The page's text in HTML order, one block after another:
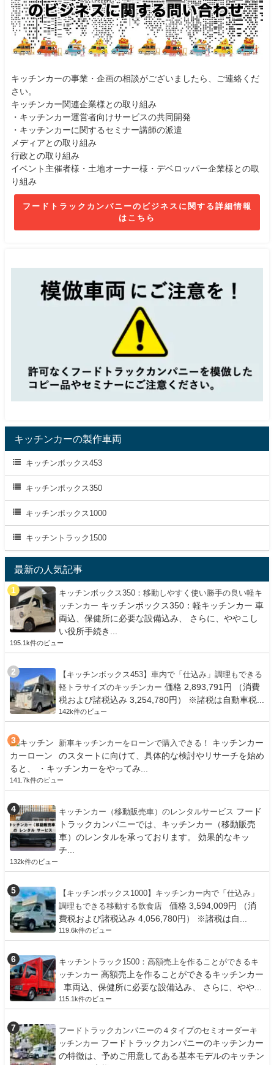
キッチンカーの事業・企画の相談がございましたら、ご連絡くだ
さい。
キッチンカー関連企業様との取り組み
・キッチンカー運営者向けサービスの共同開発
・キッチンカーに関するセミナー講師の派遣
メディアとの取り組み
行政との取り組み
イベント主催者様・土地オーナー様・デベロッパー企業様との取
り組み
フードトラックカンパニーのビジネスに関する詳細情報
はこちら
キッチンカーの製作車両
キッチンボックス453
キッチンボックス350
キッチンボックス1000
キッチントラック1500
最新の人気記事
キッチンボックス350：移動しやすく使い勝手の良い軽キ
ッチンカー キッチンボックス350：軽キッチンカー 車
両込、保健所に必要な設備込み、 さらに、ややこし
い役所手続き...
195.1k件のビュー
【キッチンボックス453】車内で「仕込み」調理もできる
軽トラサイズのキッチンカー 価格 2,893,791円 （消費
税および諸税込み 3,254,780円） ※諸税は自動車税...
142k件のビュー
新車キッチンカーをローンで購入できる！
キッチンカー
のスタートに向けて、具体的な検討やリサーチを始め
ると、 ・キッチンカーをやってみ...
141.7k件のビュー
キッチンカー（移動販売車）のレンタルサービス フード
トラックカンパニーでは、キッチンカー（移動販売
車）のレンタルを承っております。 効果的なキッ
チ...
132k件のビュー
【キッチンボックス1000】キッチンカー内で「仕込み」
調理もできる移動する飲食店
価格 3,594,009円 （消
費税および諸税込み 4,056,780円） ※諸税は自...
119.6k件のビュー
キッチントラック1500：高額売上を作ることができるキ
ッチンカー 高額売上を作ることができるキッチンカー
車両込、保健所に必要な設備込み、 さらに、やや...
115.1k件のビュー
フードトラックカンパニーの４タイプのセミオーダーキ
ッチンカー フードトラックカンパニーのキッチンカー
の特徴は、予めご用意してある基本モデルのキッチン